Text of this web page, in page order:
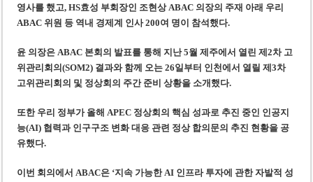
영사를 했고, HS효성 부회장인 조현상 ABAC 의장의 주재 아래 우리
ABAC 위원 등 역내 경제계 인사 200여 명이 참석했다.
윤 의장은 ABAC 본회의 발표를 통해 지난 5월 제주에서 열린 제2차 고
위관리회의(SOM2) 결과와 함께 오는 26일부터 인천에서 열릴 제3차
고위관리회의 및 정상회의 주간 준비 상황을 소개했다.
또한 우리 정부가 올해 APEC 정상회의 핵심 성과로 추진 중인 인공지
능(AI) 협력과 인구구조 변화 대응 관련 정상 합의문의 추진 현황을 공
유했다.
이번 회의에서 ABAC은 ‘지속 가능한 AI 인프라 투자에 관한 자발적 성